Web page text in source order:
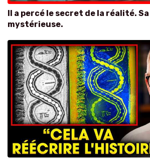
Il a percé le secret de la réalité.
mystérieuse.